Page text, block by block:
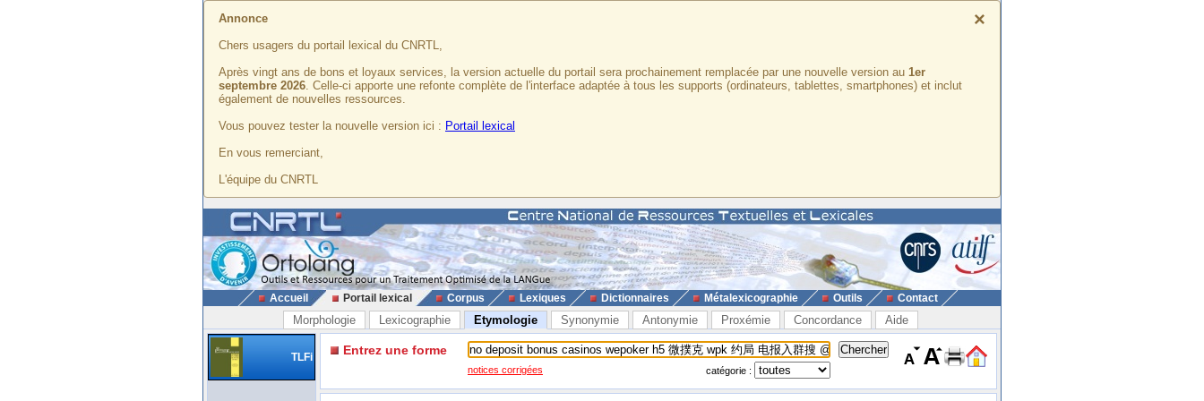
×
Annonce
Chers usagers du portail lexical du CNRTL,
Après vingt ans de bons et loyaux services, la version actuelle du portail sera prochainement remplacée par une nouvelle version au 1er
septembre 2026. Celle-ci apporte une refonte complète de l'interface adaptée à tous les supports (ordinateurs, tablettes, smartphones) et inclut
également de nouvelles ressources.
Vous pouvez tester la nouvelle version ici : Portail lexical
En vous remerciant,
L'équipe du CNRTL
Accueil Portail lexical Corpus Lexiques Dictionnaires Métalexicographie Outils Contact
Morphologie Lexicographie Etymologie Synonymie Antonymie Proxémie Concordance Aide
TLFi Entrez une forme
notices corrigées catégorie :